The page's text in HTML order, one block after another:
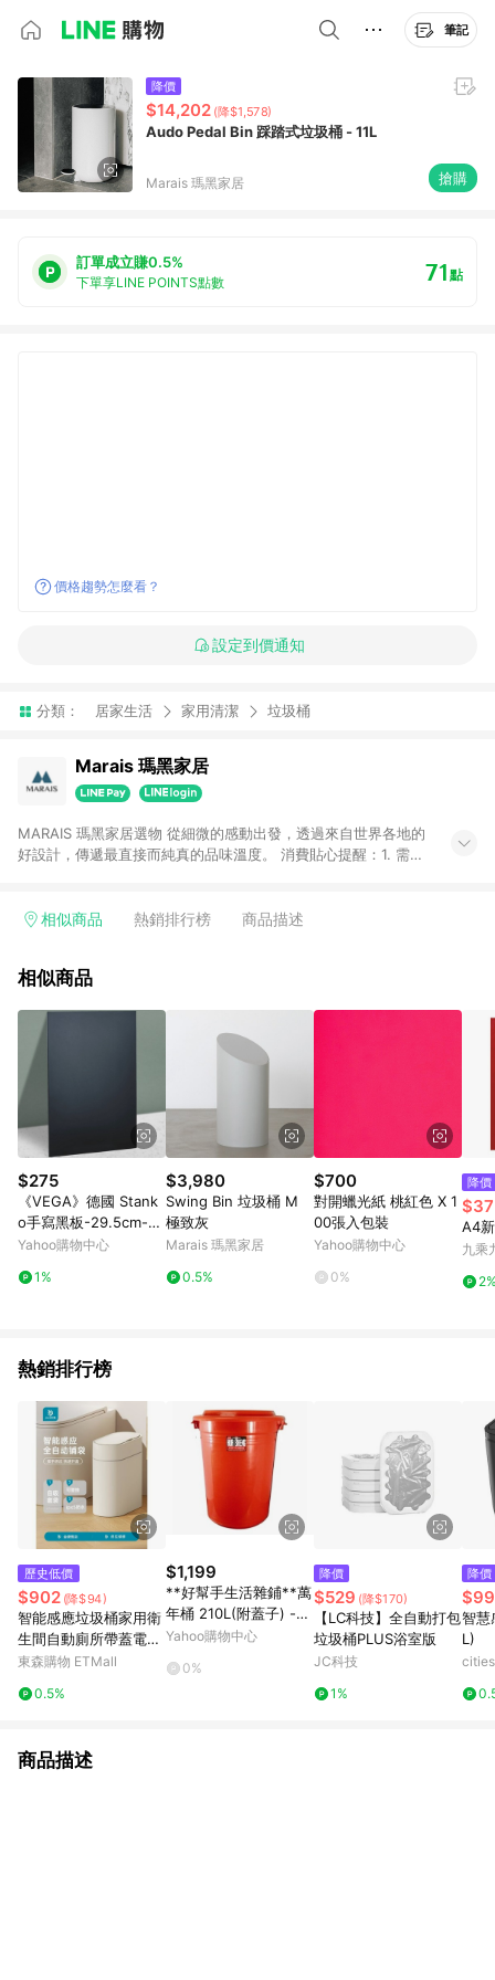
筆記
降價
$14,202 (降$1,578)
Audo Pedal Bin 踩踏式垃圾桶 - 11L
Marais 瑪黑家居 搶購
訂單成立賺0.5%
下單享LINE POINTS點數 71點
價格趨勢怎麼看？
設定到價通知
分類： 居家生活 家用清潔 垃圾桶
Marais 瑪黑家居
MARAIS 瑪黑家居選物 從細微的感動出發，透過來自世界各地的
好設計，傳遞最直接而純真的品味溫度。 消費貼心提醒：1. 需透
APP下單，將不符合贈點資格。 3. 點數將於出貨後60天前後發
相似商品 熱銷排行榜 商品描述
相似商品
$275
《VEGA》德國 Stank
o手寫黑板-29.5cm--
布告欄 公佈欄 告示欄
Yahoo購物中心
1%
$3,980
Swing Bin 垃圾桶 M
極致灰
Marais 瑪黑家居
0.5%
$700
對開蠟光紙 桃紅色 X 1
00張入包裝
Yahoo購物中心
0%
降價
$37
A4
九乘
熱銷排行榜
歷史低價
$902 (降$94)
智能感應垃圾桶家用衛
生間自動廁所帶蓋電動
吸附鋪袋夾縫2025新
東森購物 ETMall
0.5%
$1,199
**好幫手生活雜鋪**萬
年桶 210L(附蓋子) ---
--儲水桶.營業用垃圾
Yahoo購物中心
0%
降價
$529 (降$170)
【LC科技】全自動打包
垃圾桶PLUS浴室版
JC科技
1%
降價
智慧
L)
商品描述